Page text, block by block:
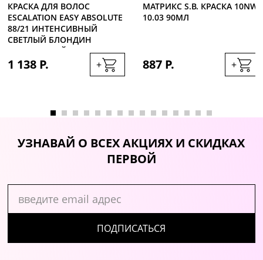
КРАСКА ДЛЯ ВОЛОС
ESCALATION EASY ABSOLUTE
88/21 ИНТЕНСИВНЫЙ
СВЕТЛЫЙ БЛОНДИН
ПЛАТИНОВЫЙ, 60МЛ
1 138 Р. +
МАТРИКС S.B. КРАСКА 10NW
10.03 90МЛ
887 Р. +
УЗНАВАЙ О ВСЕХ АКЦИЯХ И СКИДКАХ
ПЕРВОЙ
ПОДПИСАТЬСЯ